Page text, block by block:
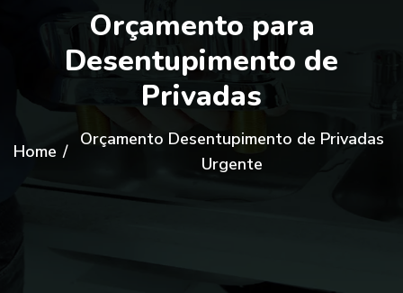
Orçamento para
Desentupimento de
Privadas
Home /
Orçamento Desentupimento de Privadas
Urgente